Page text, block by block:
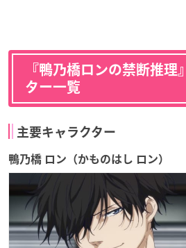
『鴨乃橋ロンの禁断推理
ター一覧
主要キャラクター
鴨乃橋 ロン（かものはし ロン）